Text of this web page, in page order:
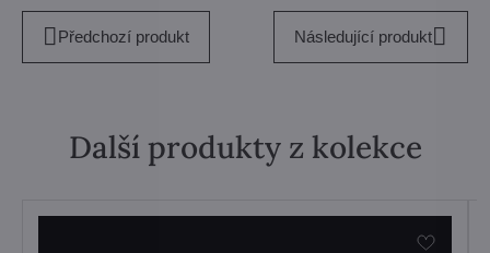
Předchozí produkt Následující produkt
Další produkty z kolekce